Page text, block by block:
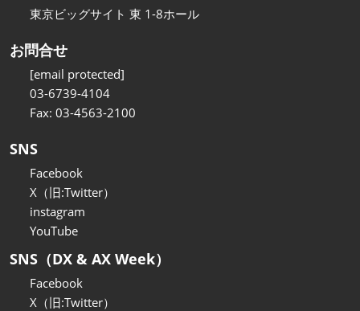
東京ビッグサイト 東 1-8ホール
お問合せ
[email protected]
03-6739-4104
Fax: 03-4563-2100
SNS
Facebook
X（旧:Twitter）
instagram
YouTube
SNS（DX & AX Week）
Facebook
X（旧:Twitter）